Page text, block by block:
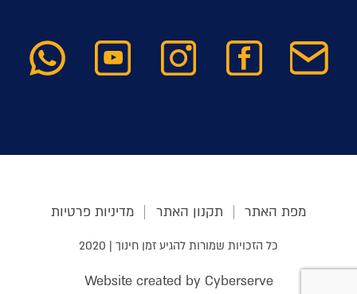
מפת האתר תקנון האתר מדיניות פרטיות
כל הזכויות שמורות להגיע זמן חינוך | 2020
Website created by Cyberserve